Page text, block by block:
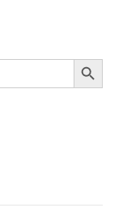
Search Button